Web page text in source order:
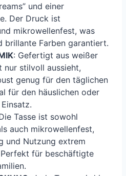
und einer
Der Druck ist
mikrowellenfest, was
brillante Farben garantiert.
: Gefertigt aus weißer
nur stilvoll aussieht,
genug für den täglichen
für den häuslichen oder
Tasse ist sowohl
auch mikrowellenfest,
und Nutzung extrem
für beschäftigte